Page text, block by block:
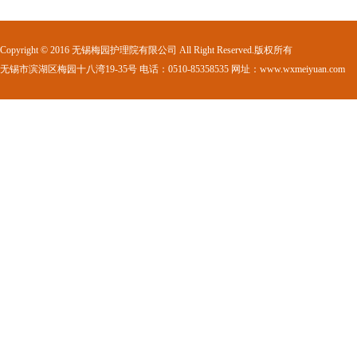
Copyright © 2016 无锡梅园护理院有限公司 All Right Reserved.版权所有
无锡市滨湖区梅园十八湾19-35号 电话：0510-85358535 网址：www.wxmeiyuan.com